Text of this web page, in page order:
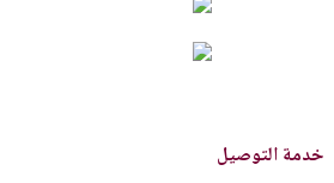
خدمة التوصيل